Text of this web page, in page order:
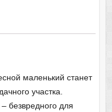
маленький станет
участка.
безвредного для